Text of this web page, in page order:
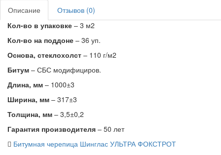
Описание
Отзывов (0)
Кол-во в упаковке – 3 м2
Кол-во на поддоне – 36 уп.
Основа, стеклохолст – 110 г/м2
Битум – СБС модифициров.
Длина, мм – 1000±3
Ширина, мм – 317±3
Толщина, мм – 3,5±0,2
Гарантия производителя – 50 лет
Битумная черепица Шинглас УЛЬТРА ФОКСТРОТ